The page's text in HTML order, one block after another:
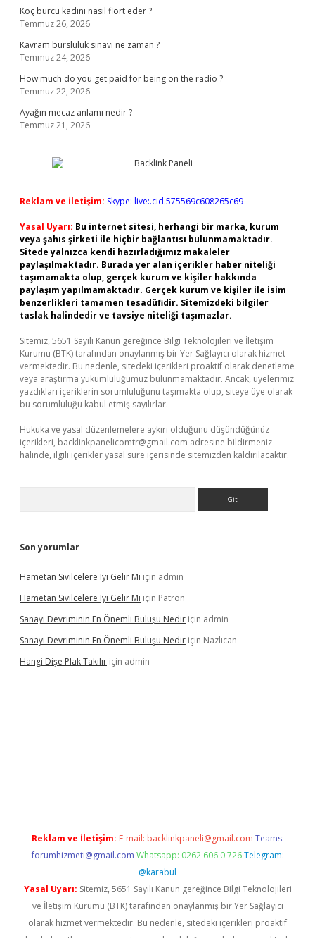
Koç burcu kadını nasıl flört eder ?
Temmuz 26, 2026
Kavram bursluluk sınavı ne zaman ?
Temmuz 24, 2026
How much do you get paid for being on the radio ?
Temmuz 22, 2026
Ayağın mecaz anlamı nedir ?
Temmuz 21, 2026
Reklam ve İletişim: Skype: live:.cid.575569c608265c69
Yasal Uyarı: Bu internet sitesi, herhangi bir marka, kurum
veya şahıs şirketi ile hiçbir bağlantısı bulunmamaktadır.
Sitede yalnızca kendi hazırladığımız makaleler
paylaşılmaktadır. Burada yer alan içerikler haber niteliği
taşımamakta olup, gerçek kurum ve kişiler hakkında
paylaşım yapılmamaktadır. Gerçek kurum ve kişiler ile isim
benzerlikleri tamamen tesadüfidir. Sitemizdeki bilgiler
taslak halindedir ve tavsiye niteliği taşımazlar.
Sitemiz, 5651 Sayılı Kanun gereğince Bilgi Teknolojileri ve İletişim
Kurumu (BTK) tarafından onaylanmış bir Yer Sağlayıcı olarak hizmet
vermektedir. Bu nedenle, sitedeki içerikleri proaktif olarak denetleme
veya araştırma yükümlülüğümüz bulunmamaktadır. Ancak, üyelerimiz
yazdıkları içeriklerin sorumluluğunu taşımakta olup, siteye üye olarak
bu sorumluluğu kabul etmiş sayılırlar.
Hukuka ve yasal düzenlemelere aykırı olduğunu düşündüğünüz
içerikleri, backlinkpanelicomtr@gmail.com adresine bildirmeniz
halinde, ilgili içerikler yasal süre içerisinde sitemizden kaldırılacaktır.
Son yorumlar
Hametan Sivilcelere Iyi Gelir Mi için admin
Hametan Sivilcelere Iyi Gelir Mi için Patron
Sanayi Devriminin En Önemli Buluşu Nedir için admin
Sanayi Devriminin En Önemli Buluşu Nedir için Nazlıcan
Hangi Dişe Plak Takılır için admin
Reklam ve İletişim: E-mail: backlinkpaneli@gmail.com Teams:
forumhizmeti@gmail.com Whatsapp: 0262 606 0 726 Telegram:
@karabul
Yasal Uyarı: Sitemiz, 5651 Sayılı Kanun gereğince Bilgi Teknolojileri
ve İletişim Kurumu (BTK) tarafından onaylanmış bir Yer Sağlayıcı
olarak hizmet vermektedir. Bu nedenle, sitedeki içerikleri proaktif